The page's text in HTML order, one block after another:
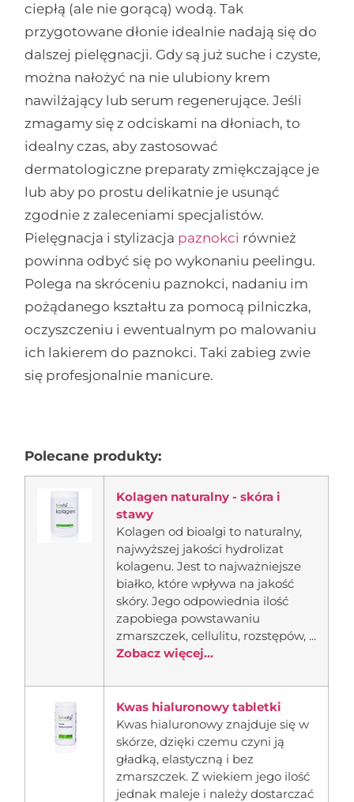
ciepłą (ale nie gorącą) wodą. Tak
przygotowane dłonie idealnie nadają się do
dalszej pielęgnacji. Gdy są już suche i czyste,
można nałożyć na nie ulubiony krem
nawilżający lub serum regenerujące. Jeśli
zmagamy się z odciskami na dłoniach, to
idealny czas, aby zastosować
dermatologiczne preparaty zmiękczające je
lub aby po prostu delikatnie je usunąć
zgodnie z zaleceniami specjalistów.
Pielęgnacja i stylizacja paznokci również
powinna odbyć się po wykonaniu peelingu.
Polega na skróceniu paznokci, nadaniu im
pożądanego kształtu za pomocą pilniczka,
oczyszczeniu i ewentualnym po malowaniu
ich lakierem do paznokci. Taki zabieg zwie
się profesjonalnie manicure.
Polecane produkty:
Kolagen naturalny - skóra i
stawy
Kolagen od bioalgi to naturalny,
najwyższej jakości hydrolizat
kolagenu. Jest to najważniejsze
białko, które wpływa na jakość
skóry. Jego odpowiednia ilość
zapobiega powstawaniu
zmarszczek, cellulitu, rozstępów, ...
Zobacz więcej...
Kwas hialuronowy tabletki
Kwas hialuronowy znajduje się w
skórze, dzięki czemu czyni ją
gładką, elastyczną i bez
zmarszczek. Z wiekiem jego ilość
jednak maleje i należy dostarczać